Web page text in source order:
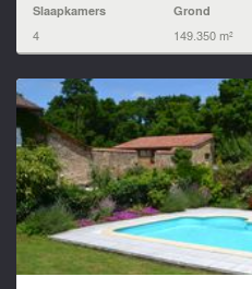
Slaapkamers
4
Grond
149.350 m²